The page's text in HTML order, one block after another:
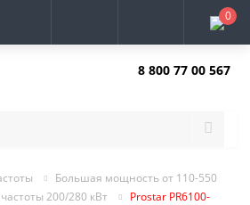
0
8 800 77 00 567
Большая мощность от 110-550
200/280 кВт
Prostar PR6100-